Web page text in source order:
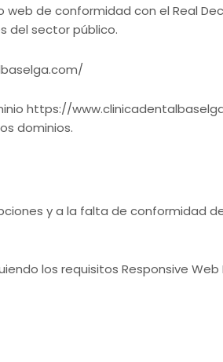
de conformidad con el Real
del sector público.
https://
dominios.
y a la falta de conformidad
los requisitos Responsive Web